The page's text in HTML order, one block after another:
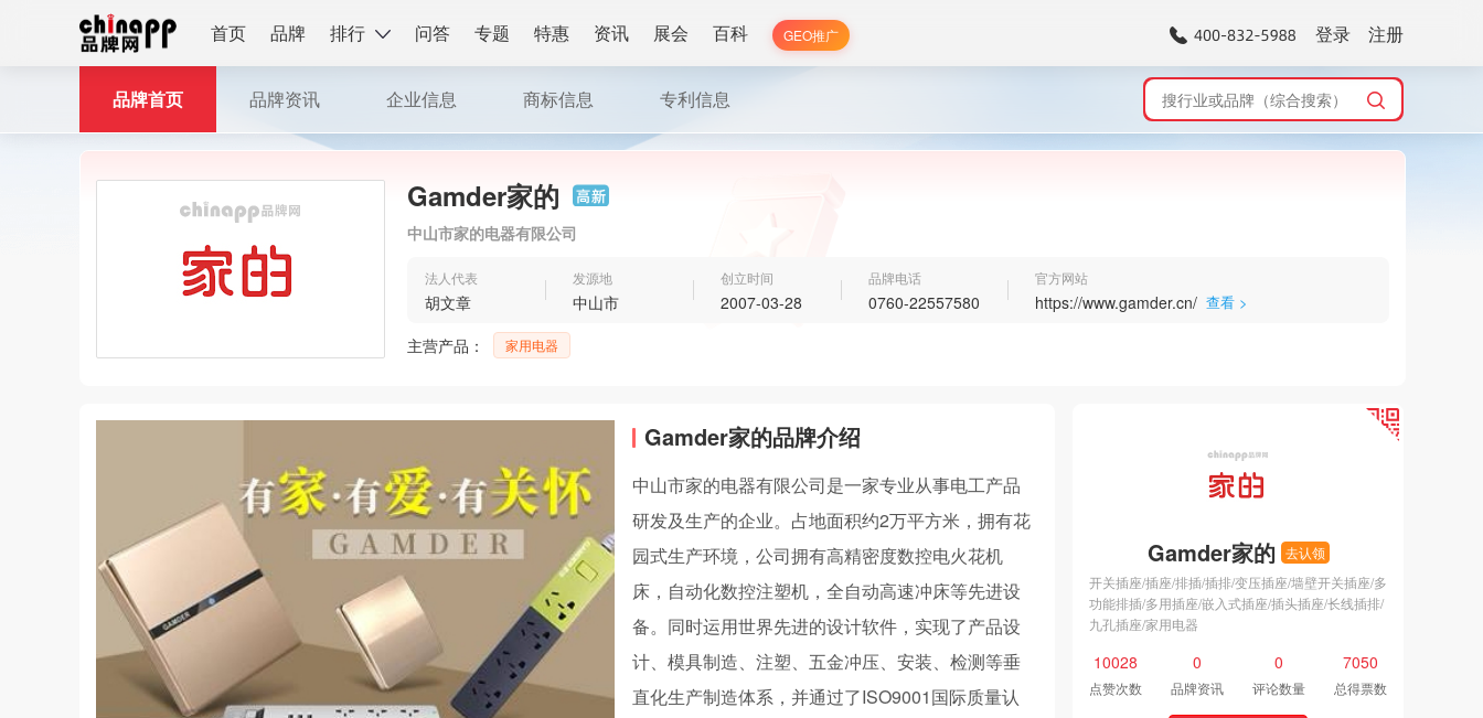
首页 品牌 排行 问答 专题 特惠 资讯 展会 百科 GEO推广 登录 注册
Gamder家的
中山市家的电器有限公司
法人代表
胡文章
发源地
中山市
创立时间
2007-03-28
品牌电话
0760-22557580
官方网站
https://www.gamder.cn/ 查看 >
主营产品： 家用电器
品牌首页 品牌资讯 企业信息 商标信息 专利信息
Gamder家的品牌介绍
中山市家的电器有限公司是一家专业从事电工产品
研发及生产的企业。占地面积约2万平方米，拥有花
园式生产环境，公司拥有高精密度数控电火花机
床，自动化数控注塑机，全自动高速冲床等先进设
备。同时运用世界先进的设计软件，实现了产品设
计、模具制造、注塑、五金冲压、安装、检测等垂
直化生产制造体系，并通过了ISO9001国际质量认
Gamder家的 去认领
开关插座/插座/排插/插排/变压插座/墙壁开关插座/多
功能排插/多用插座/嵌入式插座/插头插座/长线插排/
九孔插座/家用电器
10028
点赞次数
0
品牌资讯
0
评论数量
7050
总得票数